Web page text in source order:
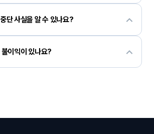
를 준비해 삭제 요청을 진행합니다.
인 후 24시간 이내로 게시중단 처리가 이루어지지만,
단 사실을 알 수 있나요?
에게 관련 법령을 준수하기 위해 삭제되었다는 내용이
이익이 있나요?
서비스는 합법적으로 진행되기 때문에 플랫폼 내